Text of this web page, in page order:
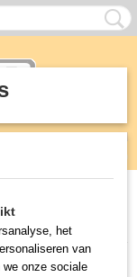
(0)
het
van
we onze sociale